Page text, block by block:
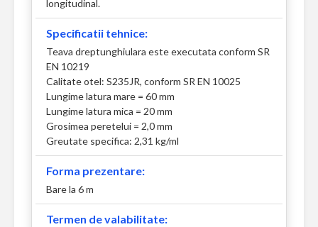
longitudinal.
Specificatii tehnice:
Teava dreptunghiulara este executata conform SR
EN 10219
Calitate otel: S235JR, conform SR EN 10025
Lungime latura mare = 60 mm
Lungime latura mica = 20 mm
Grosimea peretelui = 2,0 mm
Greutate specifica: 2,31 kg/ml
Forma prezentare:
Bare la 6 m
Termen de valabilitate: